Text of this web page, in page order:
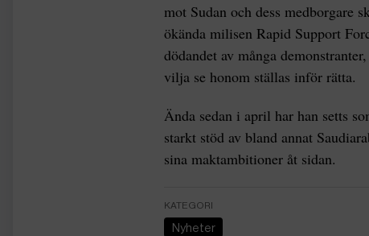
mot Sudan och dess medborgare
ökända milisen Rapid Support
dödandet av många
vilja se honom ställas inför rätta.
Ända sedan i april har han setts
starkt stöd av bland annat
sina maktambitioner åt sidan.
KATEGORI
Nyheter